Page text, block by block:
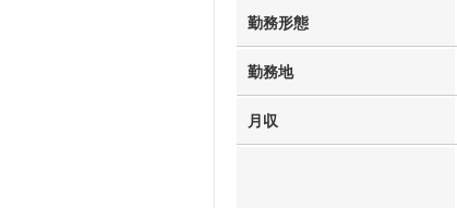
勤務形態
勤務地
月収